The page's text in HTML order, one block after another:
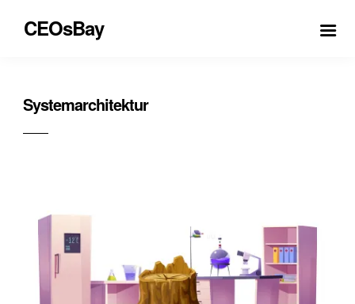
CEOsBay
Systemarchitektur